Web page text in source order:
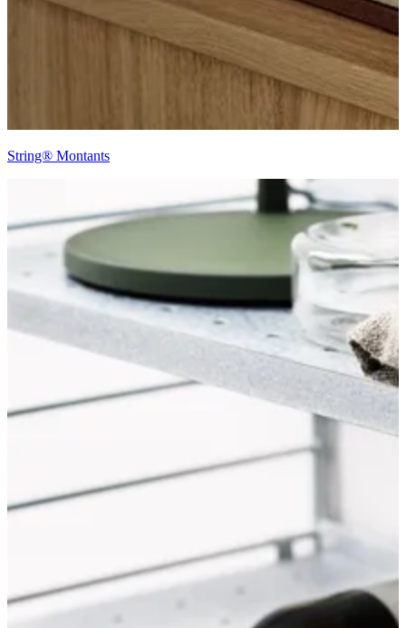
String® Montants